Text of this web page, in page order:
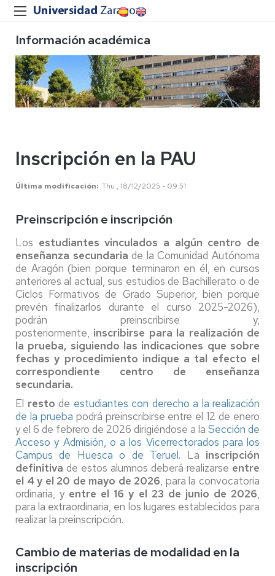
Información académica
Inscripción en la PAU
Última modificación Thu , 18/12/2025 - 09:51
Preinscripción e inscripción
Los estudiantes vinculados a algún centro de
enseñanza secundariade la Comunidad Autónoma
de Aragón (bien porque terminaron en él, en cursos
anteriores al actual, sus estudios de Bachillerato o de
Ciclos Formativos de Grado Superior, bien porque
prevén finalizarlos durante el curso 2025-2026),
podrán preinscribirse y,
posteriormente, inscribirse para la realización de
la prueba, siguiendo las indicaciones que sobre
fechas y procedimiento indique a tal efecto el
correspondiente centro de enseñanza
secundaria.
El resto de estudiantes con derecho a la realización
de la prueba podrá preinscribirse entre el 12 de enero
y el 6 de febrero de 2026 dirigiéndose a la Sección de
Acceso y Admisión, o a los Vicerrectorados para los
Campus de Huesca o de Teruel. La inscripción
definitiva de estos alumnos deberá realizarse entre
el 4 y el 20 de mayo de 2026, para la convocatoria
ordinaria, y entre el 16 y el 23 de junio de 2026,
para la extraordinaria, en los lugares establecidos para
realizar la preinscripción.
Cambio de materias de modalidad en la
inscripción